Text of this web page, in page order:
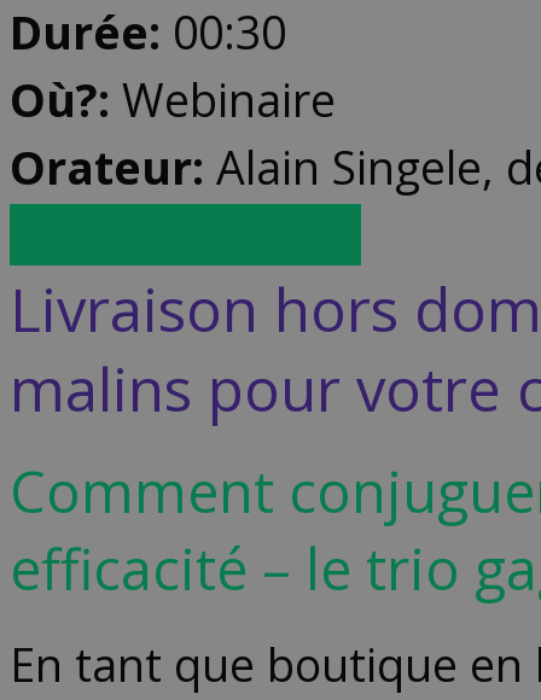
Durée: 00:30
Où?: Webinaire
Orateur: Alain Singele,
Livraison hors
malins pour votre
Comment
efficacité – le trio
En tant que boutique